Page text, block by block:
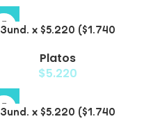
3und. x $5.220 ($1.740
Floral
Platos
$5.220
3und. x $5.220 ($1.740